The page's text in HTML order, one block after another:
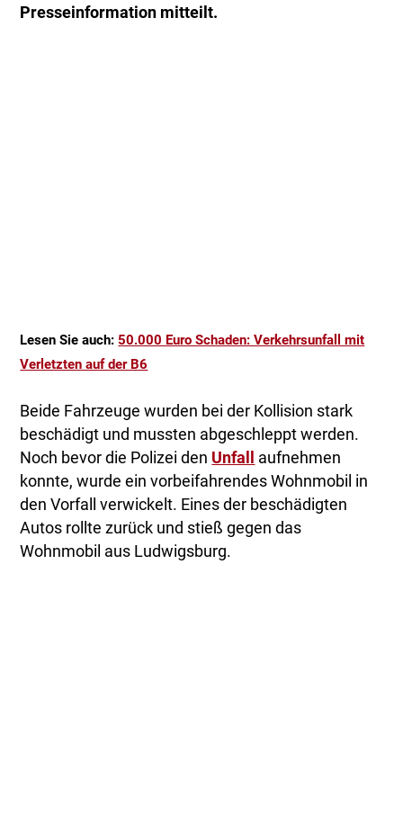
Presseinformation mitteilt.
Lesen Sie auch:50.000 Euro Schaden: Verkehrsunfall mit
Verletzten auf der B6
Beide Fahrzeuge wurden bei der Kollision stark
beschädigt und mussten abgeschleppt werden.
Noch bevor die Polizei den Unfall
aufnehmen
konnte, wurde ein vorbeifahrendes Wohnmobil in
den Vorfall verwickelt. Eines der beschädigten
Autos rollte zurück und stieß gegen das
Wohnmobil aus Ludwigsburg.